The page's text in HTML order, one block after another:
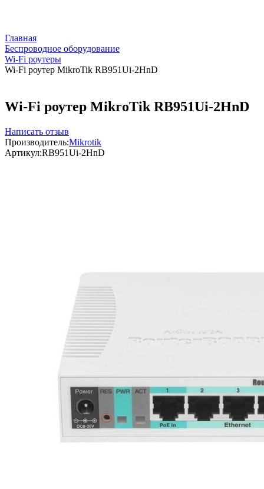
Главная
Беспроводное оборудование
Wi-Fi роутеры
Wi-Fi роутер MikroTik RB951Ui-2HnD
Wi-Fi роутер MikroTik RB951Ui-2HnD
Написать отзыв
Производитель:Mikrotik
Артикул:RB951Ui-2HnD